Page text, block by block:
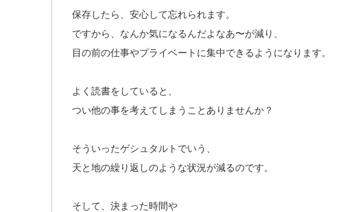
保存したら、安心して忘れられます。
ですから、なんか気になるんだよなあ〜が減り、
目の前の仕事やプライベートに集中できるようになります。
よく読書をしていると、
つい他の事を考えてしまうことありませんか？
そういったゲシュタルトでいう、
天と地の繰り返しのような状況が減るのです。
そして、決まった時間や